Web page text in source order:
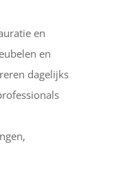
en
en
dagelijks